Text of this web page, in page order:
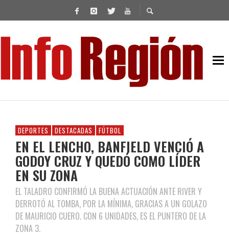
DEPORTES DESTACADAS FÚTBOL
EN EL LENCHO, BANFIELD VENCIÓ A
GODOY CRUZ Y QUEDÓ COMO LÍDER
EN SU ZONA
EL TALADRO CONFIRMÓ LA BUENA ACTUACIÓN ANTE RIVER Y
DERROTÓ AL TOMBA, POR LA MÍNIMA, GRACIAS A UN GOLAZO
DE MAURICIO CUERO. CON 6 UNIDADES, ES EL PUNTERO DE LA
ZONA 3.